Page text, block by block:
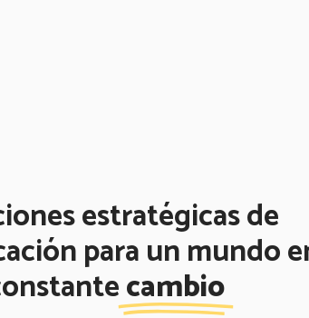
estratégicas de
para un mundo
cambio